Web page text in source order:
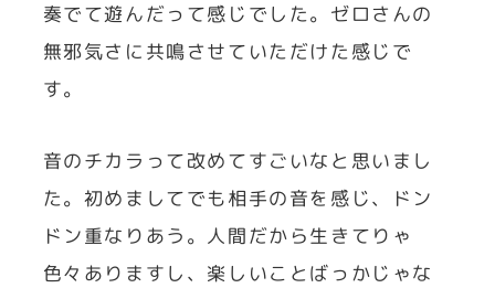
奏でて遊んだって感じでした。ゼロさんの
無邪気さに共鳴させていただけた感じで
す。
音のチカラって改めてすごいなと思いまし
た。初めましてでも相手の音を感じ、ドン
ドン重なりあう。人間だから生きてりゃ
色々ありますし、楽しいことばっかじゃな